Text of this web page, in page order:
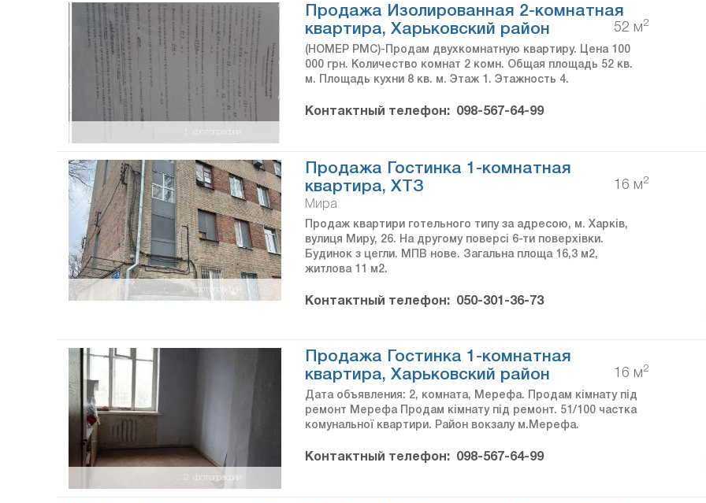
фотография
Продажа Изолированная 2-комнатная
квартира, Харьковский район
52 м2
(НОМЕР PMC)-Продам двухкомнатную квартиру. Цена 100
000 грн. Количество комнат 2 комн. Общая площадь 52 кв.
м. Площадь кухни 8 кв. м. Этаж 1. Этажность 4.
Контактный телефон: 098-567-64-99
фотографий
5
Продажа Гостинка 1-комнатная
квартира, ХТЗ
16 м2
Мира
Продаж квартири готельного типу за адресою, м. Харків,
вулиця Миру, 26. На другому поверсі 6-ти поверхівки.
Будинок з цегли. МПВ нове. Загальна площа 16,3 м2,
житлова 11 м2.
Контактный телефон: 050-301-36-73
фотографии
2
Продажа Гостинка 1-комнатная
квартира, Харьковский район
16 м2
Дата объявления: 2, комната, Мерефа. Продам кімнату під
ремонт Мерефа Продам кімнату під ремонт. 51/100 частка
комунальної квартири. Район вокзалу м.Мерефа.
Контактный телефон: 098-567-64-99